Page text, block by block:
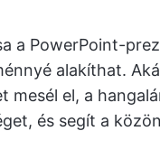
a PowerPoint-
alakíthat.
el, a
és segít a